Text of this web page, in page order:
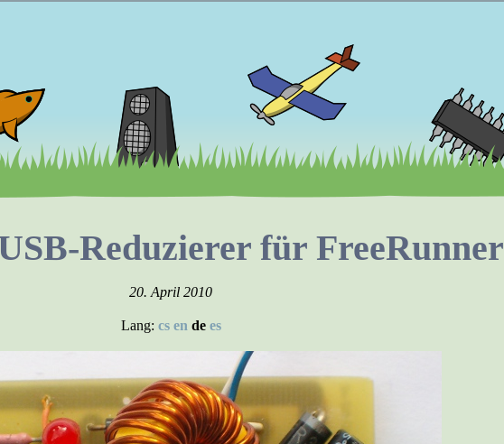
Reduzierer für FreeRunner
20. April 2010
Lang: cs en de es